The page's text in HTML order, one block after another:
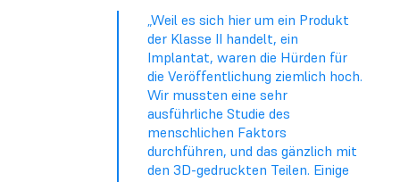
„Weil es sich hier um ein Produkt
der Klasse II handelt, ein
Implantat, waren die Hürden für
die Veröffentlichung ziemlich hoch.
Wir mussten eine sehr
ausführliche Studie des
menschlichen Faktors
durchführen, und das gänzlich mit
den 3D-gedruckten Teilen. Einige